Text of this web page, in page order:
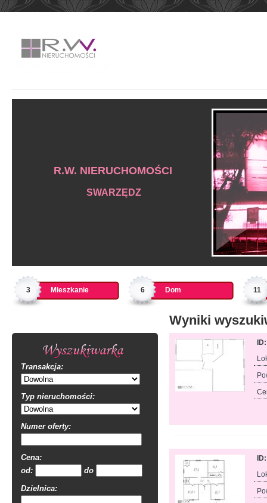
R.W. NIERUCHOMOŚCI
SWARZĘDZ
3 Mieszkanie 6 Dom 11
Transakcja:
Typ nieruchomości:
Numer oferty:
Cena:
od:
do
Dzielnica:
Wyniki